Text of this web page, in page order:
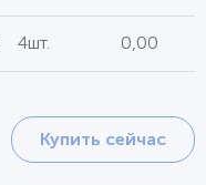
4шт. 0,00
Купить сейчас